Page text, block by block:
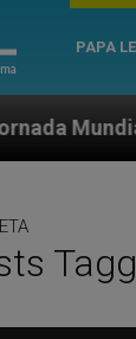
PAPA
Seúl